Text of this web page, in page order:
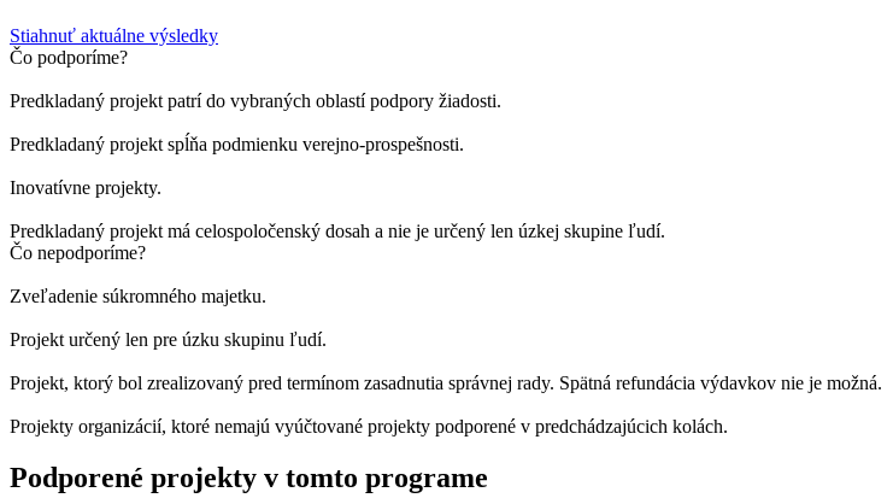
Stiahnuť aktuálne výsledky
Čo podporíme?
Predkladaný projekt patrí do vybraných oblastí podpory žiadosti.
Predkladaný projekt spĺňa podmienku verejno-prospešnosti.
Inovatívne projekty.
Predkladaný projekt má celospoločenský dosah a nie je určený len úzkej skupine ľudí.
Čo nepodporíme?
Zveľadenie súkromného majetku.
Projekt určený len pre úzku skupinu ľudí.
Projekt, ktorý bol zrealizovaný pred termínom zasadnutia správnej rady. Spätná refundácia výdavkov nie je možná.
Projekty organizácií, ktoré nemajú vyúčtované projekty podporené v predchádzajúcich kolách.
Podporené projekty v tomto programe